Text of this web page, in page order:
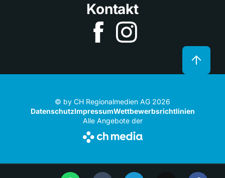
Kontakt
© by CH Regionalmedien AG 2026
DatenschutzImpressumWettbewerbsrichtlinien
Alle Angebote der